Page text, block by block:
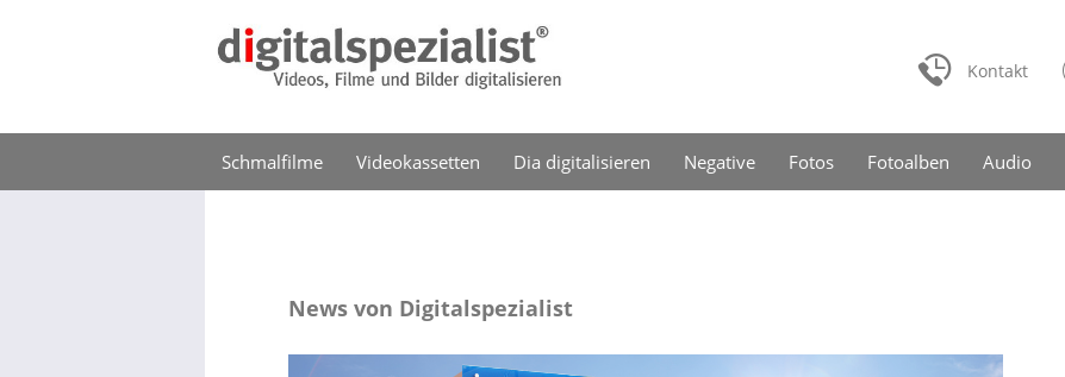
Kontakt
Schmalfilme Videokassetten Dia digitalisieren Negative Fotos Fotoalben Audio
News von Digitalspezialist